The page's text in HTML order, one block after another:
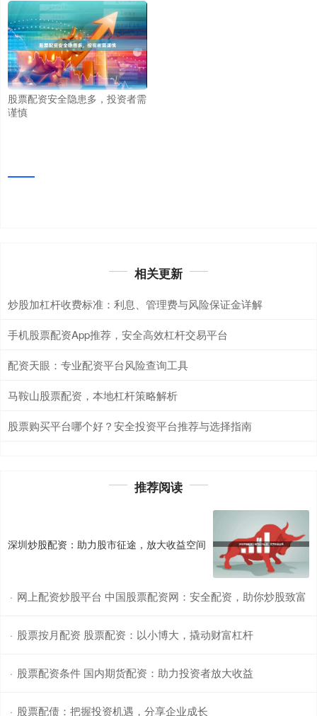
股票配资安全隐患多，投资者需
谨慎
相关更新
炒股加杠杆收费标准：利息、管理费与风险保证金详解
手机股票配资App推荐，安全高效杠杆交易平台
配资天眼：专业配资平台风险查询工具
马鞍山股票配资，本地杠杆策略解析
股票购买平台哪个好？安全投资平台推荐与选择指南
推荐阅读
深圳炒股配资：助力股市征途，放大收益空间
· 网上配资炒股平台 中国股票配资网：安全配资，助你炒股致富
· 股票按月配资 股票配资：以小博大，撬动财富杠杆
· 股票配资条件 国内期货配资：助力投资者放大收益
· 股票配债：把握投资机遇，分享企业成长